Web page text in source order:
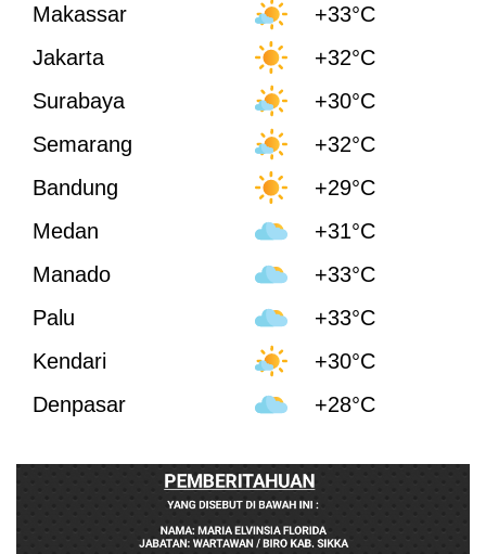
Makassar
+33°C
Jakarta
+32°C
Surabaya
+30°C
Semarang
+32°C
Bandung
+29°C
Medan
+31°C
Manado
+33°C
Palu
+33°C
Kendari
+30°C
Denpasar
+28°C